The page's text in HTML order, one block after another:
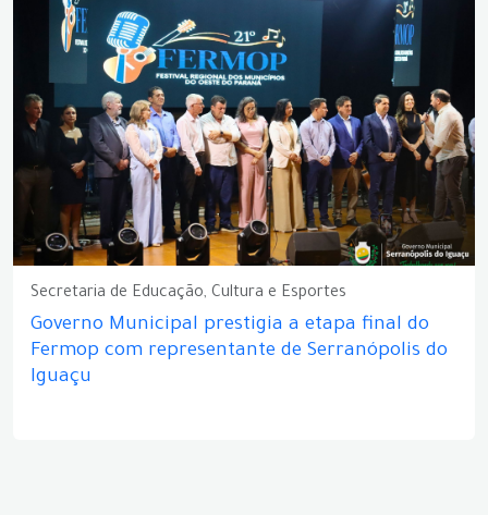
Secretaria de Educação, Cultura e Esportes
Governo Municipal prestigia a etapa final do
Fermop com representante de Serranópolis do
Iguaçu